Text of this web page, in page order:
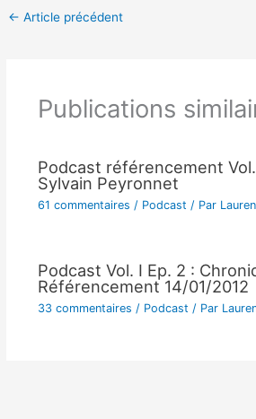
← Article précédent
Publications
Podcast référencement Vol.
Sylvain Peyronnet
61 commentaires / Podcast / Par
Podcast Vol. I Ep. 2 :
Référencement 14/01/2012
33 commentaires / Podcast / Par